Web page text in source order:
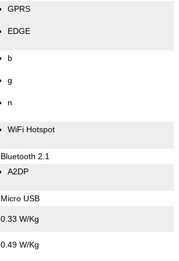
GPRS
EDGE
b
g
n
WiFi Hotspot
Bluetooth 2.1
A2DP
Micro USB
0.33 W/Kg
0.49 W/Kg